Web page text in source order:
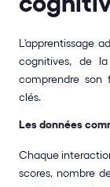
L'apprentissage
cognitives, de
comprendre son
clés.
Les données
Chaque
scores, nombre